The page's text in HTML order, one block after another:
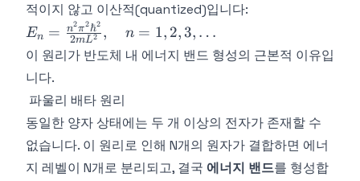
적이지 않고 이산적(quantized)입니다:
E_n =
\frac{n^2\pi^2\hbar^2}
{2mL^2}, \quad n = 1,
2, 3, \ldots
En = 2mL2
n2π2ℏ2 , n = 1, 2,3, …
이 원리가 반도체 내 에너지 밴드 형성의 근본적 이유입
니다.
파울리 배타 원리
동일한 양자 상태에는 두 개 이상의 전자가 존재할 수
없습니다. 이 원리로 인해 N개의 원자가 결합하면 에너
지 레벨이 N개로 분리되고, 결국 에너지 밴드를 형성합